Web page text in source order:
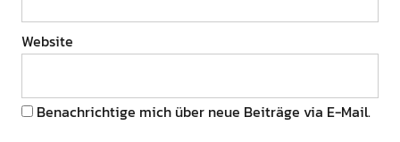
Website
Benachrichtige mich über neue Beiträge via E-Mail.